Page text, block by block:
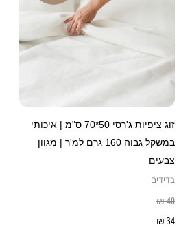
זוג ציפיות ג'רסי 50*70 ס"מ | איכותי
במשקל גבוה 160 גרם למ'ר | מגוון
צבעים
בדידים
₪40
₪ 34
סוגים.
ניתן
בעמוד
המוצר